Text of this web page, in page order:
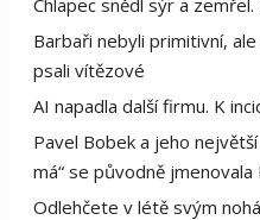
Barbaři nebyli primitivní,
psali vítězové
AI napadla další firmu. K
Pavel Bobek a jeho
má“ se původně
Odlehčete v létě svým